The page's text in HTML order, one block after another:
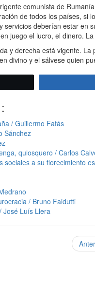
comunista de
de todos los países, si
servicios deberían estar en
juego el lucro, el dinero.
y derecha está vigente. La
divino y el sálvese quien
/ Guillermo Fatás
Sánchez
quiosquero / Carlos
sociales a su florecimiento
/ Bruno Faidutti
José Luís Llera